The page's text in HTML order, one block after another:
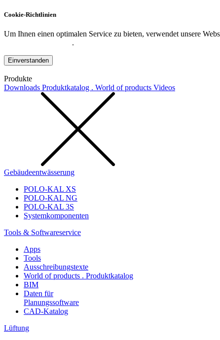
Cookie-Richtlinien
Um Ihnen einen optimalen Service zu bieten, verwendet unsere
.
Einverstanden
Produkte
Downloads Produktkatalog . World of products Videos
Gebäudeentwässerung
POLO-KAL XS
POLO-KAL NG
POLO-KAL 3S
Systemkomponenten
Tools & Softwareservice
Apps
Tools
Ausschreibungstexte
World of products . Produktkatalog
BIM
Daten für
Planungssoftware
CAD-Katalog
Lüftung